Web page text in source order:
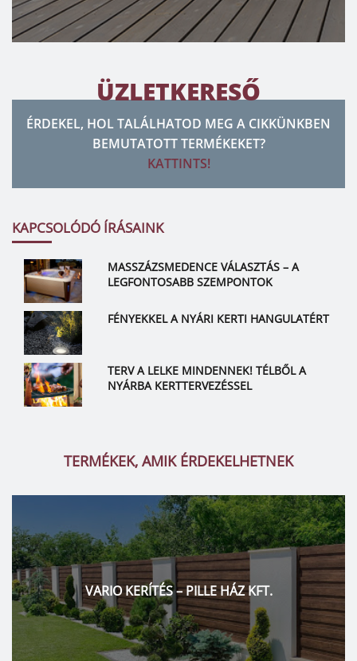
ÜZLETKERESŐ
ÉRDEKEL, HOL TALÁLHATOD MEG A CIKKÜNKBEN
BEMUTATOTT TERMÉKEKET?
KATTINTS!
KAPCSOLÓDÓ ÍRÁSAINK
MASSZÁZSMEDENCE VÁLASZTÁS – A
LEGFONTOSABB SZEMPONTOK
FÉNYEKKEL A NYÁRI KERTI HANGULATÉRT
TERV A LELKE MINDENNEK! TÉLBŐL A
NYÁRBA KERTTERVEZÉSSEL
TERMÉKEK, AMIK ÉRDEKELHETNEK
VARIO KERÍTÉS – PILLE HÁZ KFT.